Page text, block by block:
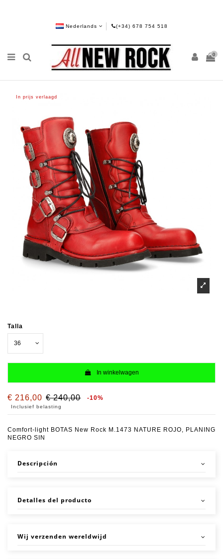
Nederlands (+34) 678 754 518
0
In prijs verlaagd
Talla
In winkelwagen
€ 216,00 € 240,00 -10%
Inclusief belasting
Comfort-light BOTAS New Rock M.1473 NATURE ROJO, PLANING
NEGRO SIN
Descripción
Detalles del producto
Wij verzenden wereldwijd